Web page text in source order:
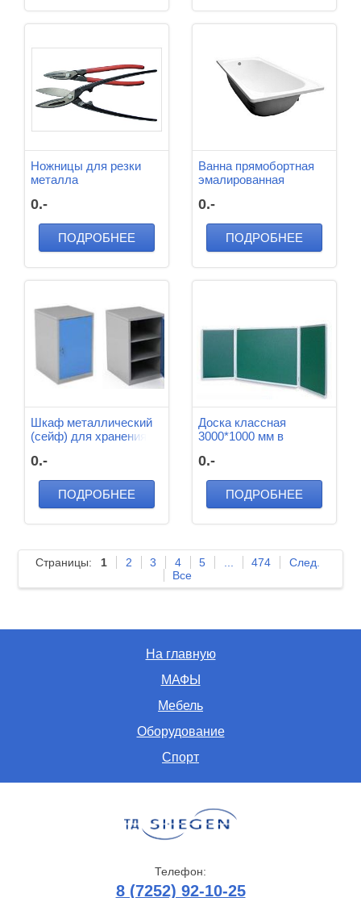
Ножницы для резки
металла
0.-
ПОДРОБНЕЕ
Ванна прямобортная
эмалированная
0.-
ПОДРОБНЕЕ
Шкаф металлический
(сейф) для хранения
веществ
500*500*500мм
0.-
ПОДРОБНЕЕ
Доска классная
3000*1000 мм в
ящиками для таблиц
1500*250*800 мм и
экраном
сварачивающимся
0.-
ПОДРОБНЕЕ
Страницы: 1 2 3 4 5 474
След.
Все
На главную
МАФЫ
Мебель
Оборудование
Спорт
Телефон:
8 (7252) 92-10-25